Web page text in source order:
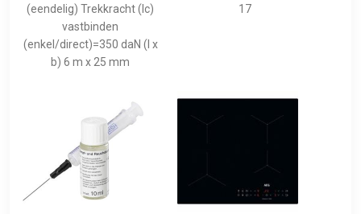
(eendelig) Trekkracht (lc)
vastbinden
(enkel/direct)=350 daN (l x
b) 6 m x 25 mm
17